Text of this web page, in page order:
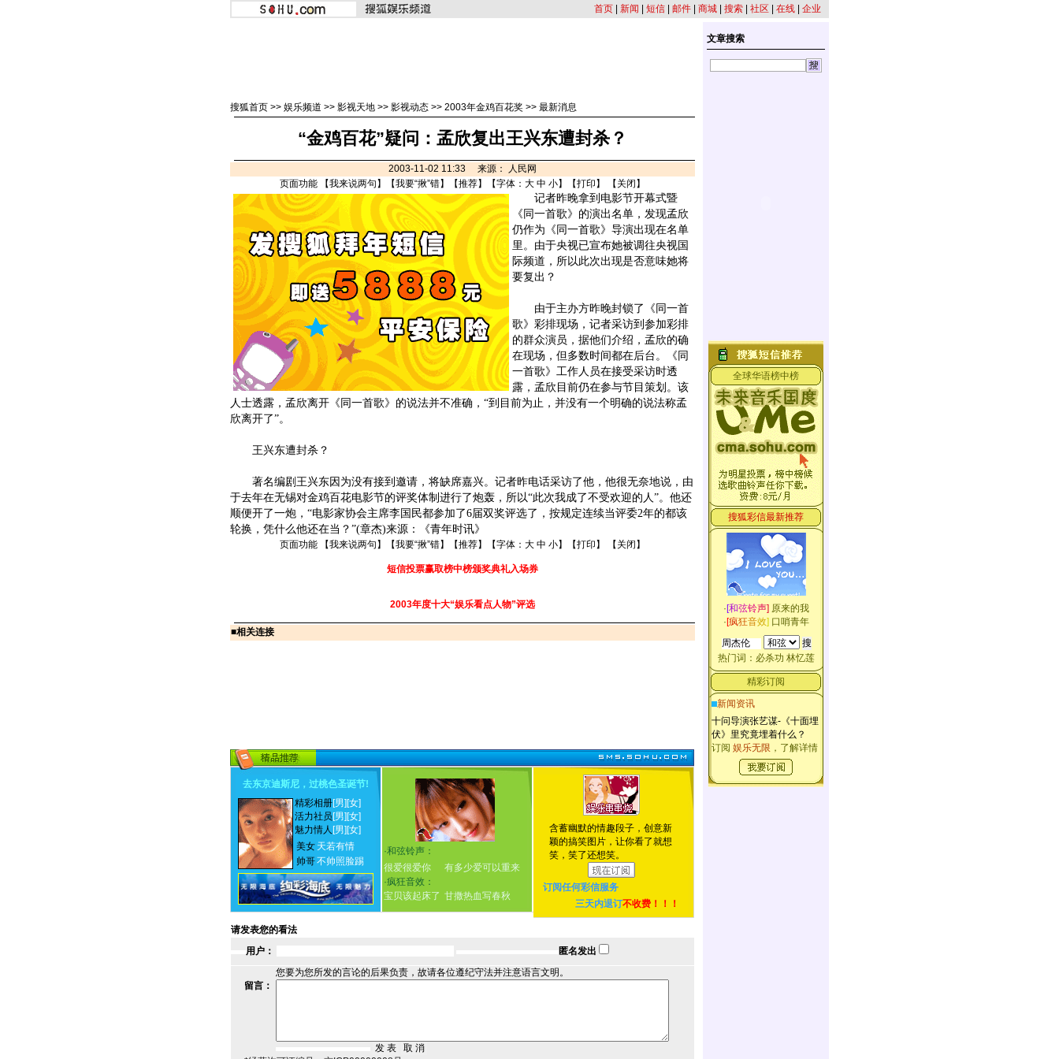
首页 新闻 短信 邮件 商城 搜索 社区 在线 企业
搜狐首页 >> 娱乐频道 >> 影视天地 >> 影视动态 >> 2003年金鸡百花奖 >> 最新消息
“金鸡百花”疑问：孟欣复出王兴东遭封杀？
2003-11-02 11:33 来源： 人民网
页面功能 【我来说两句 】【我要“揪”错】【推荐】【字体： 大 中 小】【打印 】 【 关闭 】
记者昨晚拿到电影节开幕式暨
《同一首歌》的演出名单，发现孟欣
仍作为《同一首歌》导演出现在名单
里。由于央视已宣布她被调往央视国
际频道，所以此次出现是否意味她将
要复出？
由于主办方昨晚封锁了《同一首
歌》彩排现场，记者采访到参加彩排
的群众演员，据他们介绍，孟欣的确
在现场，但多数时间都在后台。《同
一首歌》工作人员在接受采访时透
露，孟欣目前仍在参与节目策划。该
人士透露，孟欣离开《同一首歌》的说法并不准确，“到目前为止，并没有一个明确的说法称孟
欣离开了”。
王兴东遭封杀？
著名编剧王兴东因为没有接到邀请，将缺席嘉兴。记者昨电话采访了他，他很无奈地说，由
于去年在无锡对金鸡百花电影节的评奖体制进行了炮轰，所以“此次我成了不受欢迎的人”。他还
顺便开了一炮，“电影家协会主席李国民都参加了6届双奖评选了，按规定连续当评委2年的都该
轮换，凭什么他还在当？”(章杰)来源：《青年时讯》
页面功能 【我来说两句 】【我要“揪”错】【推荐】【字体： 大 中 小】【打印 】 【 关闭 】
短信投票赢取榜中榜颁奖典礼入场券
2003年度十大“娱乐看点人物”评选
■相关连接
去东京迪斯尼，过桃色圣诞节!
精彩相册[男] [女]
活力社员 [男] [女]
魅力情人 [男] [女]
美女 天若有情
帅哥不帅照脸踢
·和弦铃声：
很爱很爱你
有多少爱可以重来
·疯狂音效：
宝贝该起床了 甘撒热血写春秋
含蓄幽默的情趣段子，创意新
颖的搞笑图片，让你看了就想
笑，笑了还想笑。
订阅任何彩信服务
三天内退订不收费！！！
请发表您的看法
用户：
匿名发出
您要为您所发的言论的后果负责，故请各位遵纪守法并注意语言文明。
留言：
文章搜索
全球华语榜中榜
搜狐彩信最新推荐
·[和弦铃声] 原来的我
·[疯狂音效] 口哨青年
热门词： 必杀功 林忆莲
精彩订阅
新闻资讯
十问导演张艺谋-《十面埋
伏》里究竟埋着什么？
订阅 娱乐无限 ，了解详情